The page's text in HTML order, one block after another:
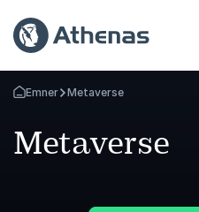
Gå tilbake til startsiden
Emner Metaverse
Metaverse